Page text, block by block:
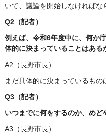
いて、議論を開始しなければな
Q2（記者）
例えば、令和6年度中に、何か
体的に決まっていることはある
A2（長野市長）
まだ具体的に決まっているもの
Q3（記者）
いつまでに何をするのか、めど
A3（長野市長）